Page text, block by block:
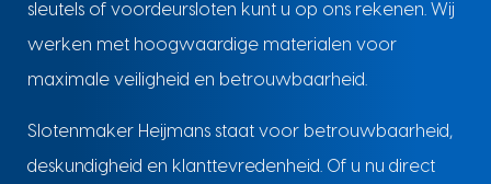
sleutels of voordeursloten kunt u op ons rekenen. Wij
werken met hoogwaardige materialen voor
maximale veiligheid en betrouwbaarheid.
Slotenmaker Heijmans staat voor betrouwbaarheid,
deskundigheid en klanttevredenheid. Of u nu direct